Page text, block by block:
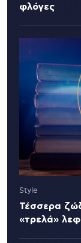
φλόγες
Style
Τέσσερα
«τρελά»